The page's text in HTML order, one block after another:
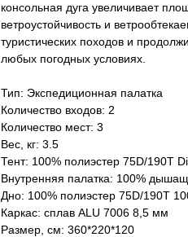
консольная дуга увеличивает
ветроустойчивость и
туристических походов и
любых погодных условиях.
Тип: Экспедиционная палатка
Количество входов: 2
Количество мест: 3
Вес, кг: 3.5
Тент: 100% полиэстер 75D/190T
Внутренняя палатка: 100%
Дно: 100% полиэстер 75D/190T
Каркас: cплав ALU 7006 8,5 мм
Размер, см: 360*220*120